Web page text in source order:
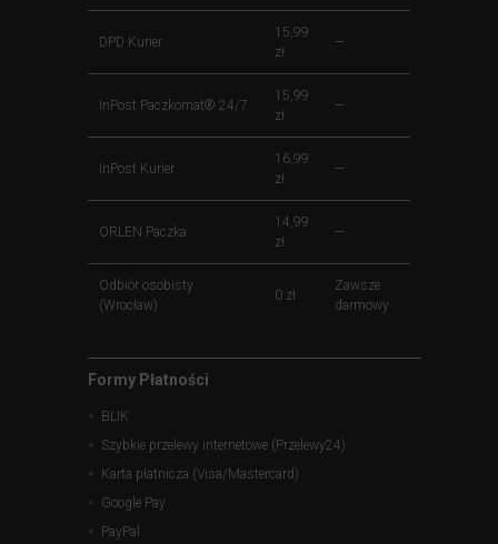
DPD Kurier
15,99
zł
—
InPost Paczkomat® 24/7
15,99
zł
—
InPost Kurier
16,99
zł
—
ORLEN Paczka
14,99
zł
—
Odbiór osobisty
(Wrocław)
0 zł
Zawsze
darmowy
Formy Płatności
BLIK
Szybkie przelewy internetowe (Przelewy24)
Karta płatnicza (Visa/Mastercard)
Google Pay
PayPal